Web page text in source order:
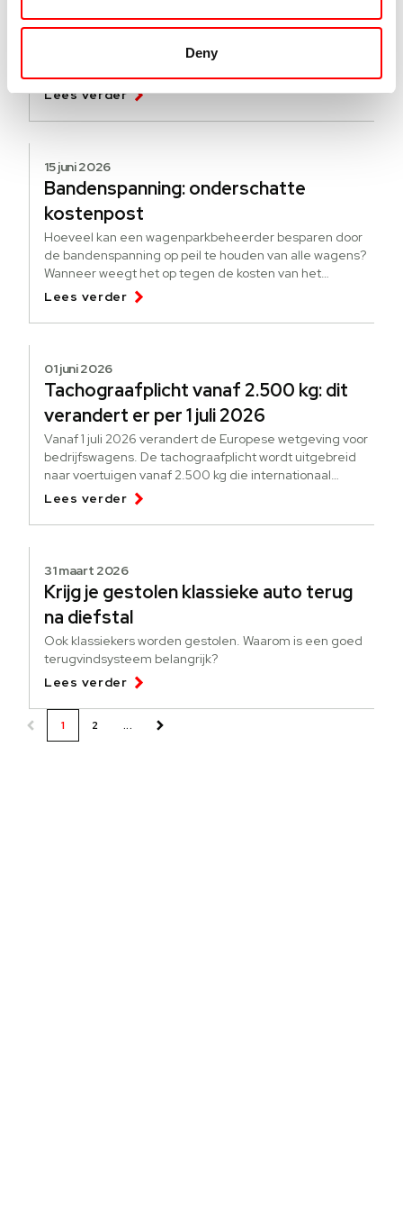
Deny
[update]
Een nieuwe regeling om elektrificatie te stimuleren. Wat
Lees verder
15 juni 2026
Bandenspanning: onderschatte
kostenpost
Hoeveel kan een wagenparkbeheerder besparen door
de bandenspanning op peil te houden van alle wagens?
Wanneer weegt het op tegen de kosten van het
bijhouden?
Lees verder
01 juni 2026
Tachograafplicht vanaf 2.500 kg: dit
verandert er per 1 juli 2026
Vanaf 1 juli 2026 verandert de Europese wetgeving voor
bedrijfswagens. De tachograafplicht wordt uitgebreid
naar voertuigen vanaf 2.500 kg die internationaal
goederen vervoeren.
Lees verder
31 maart 2026
Krijg je gestolen klassieke auto terug
na diefstal
Ook klassiekers worden gestolen. Waarom is een goed
terugvindsysteem belangrijk?
Lees verder
1 2 ...